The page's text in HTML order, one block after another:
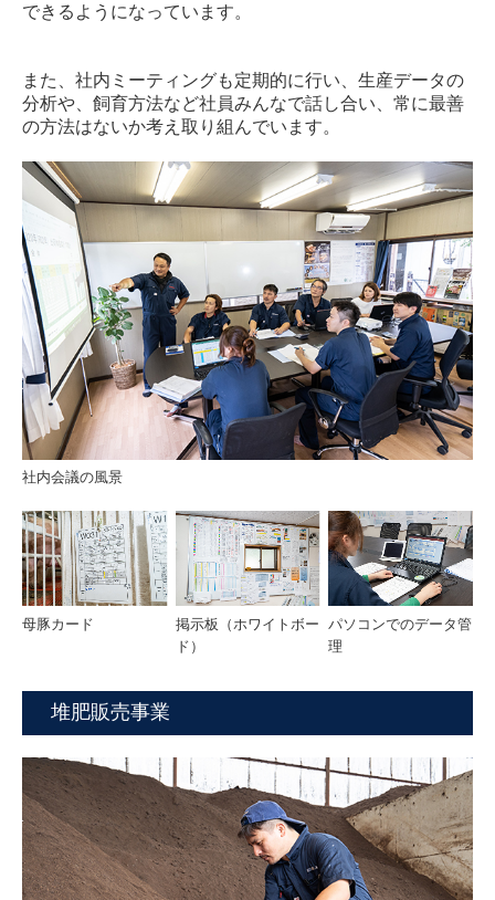
できるようになっています。
また、社内ミーティングも定期的に行い、生産データの
分析や、飼育方法など社員みんなで話し合い、 常に最善
の方法はないか考え取り組んでいます。
社内会議の風景
母豚カード
掲示板（ホワイトボー
ド）
パソコンでのデータ管
理
堆肥販売事業